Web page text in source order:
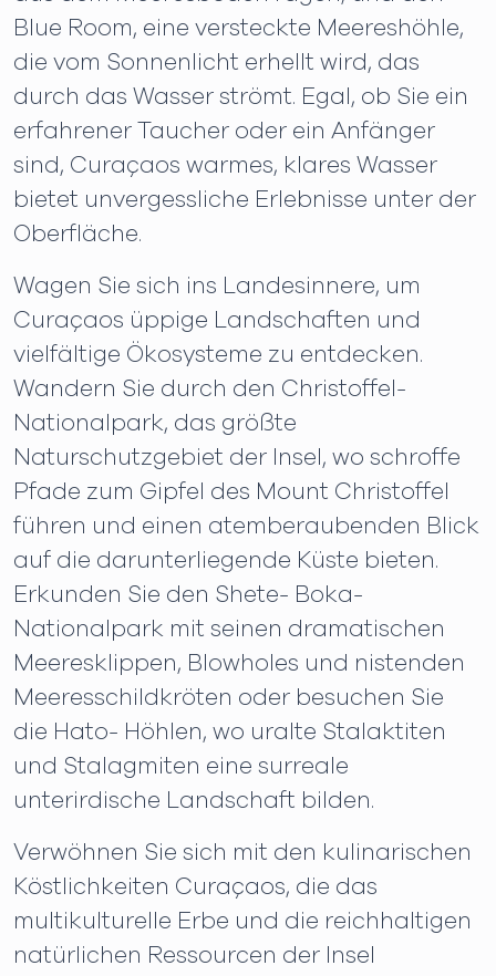
Blue Room, eine versteckte Meereshöhle,
die vom Sonnenlicht erhellt wird, das
durch das Wasser strömt. Egal, ob Sie ein
erfahrener Taucher oder ein Anfänger
sind, Curaçaos warmes, klares Wasser
bietet unvergessliche Erlebnisse unter der
Oberfläche.
Wagen Sie sich ins Landesinnere, um
Curaçaos üppige Landschaften und
vielfältige Ökosysteme zu entdecken.
Wandern Sie durch den Christoffel-
Nationalpark, das größte
Naturschutzgebiet der Insel, wo schroffe
Pfade zum Gipfel des Mount Christoffel
führen und einen atemberaubenden Blick
auf die darunterliegende Küste bieten.
Erkunden Sie den Shete- Boka-
Nationalpark mit seinen dramatischen
Meeresklippen, Blowholes und nistenden
Meeresschildkröten oder besuchen Sie
die Hato- Höhlen, wo uralte Stalaktiten
und Stalagmiten eine surreale
unterirdische Landschaft bilden.
Verwöhnen Sie sich mit den kulinarischen
Köstlichkeiten Curaçaos, die das
multikulturelle Erbe und die reichhaltigen
natürlichen Ressourcen der Insel